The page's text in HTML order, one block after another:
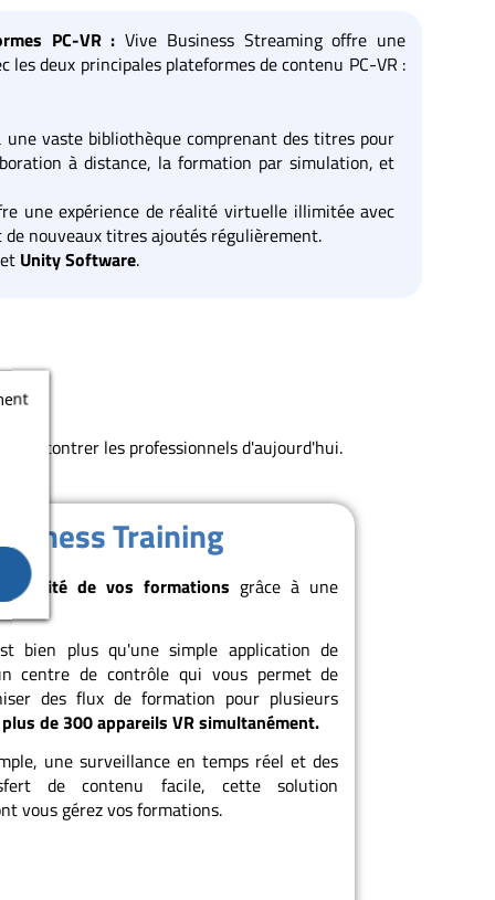
PC-VR : Vive Business Streaming offre une
deux principales plateformes de contenu PC-VR :
une vaste bibliothèque comprenant des titres pour
à distance, la formation par simulation, et
une expérience de réalité virtuelle illimitée avec
nouveaux titres ajoutés régulièrement.
Unity Software.
rencontrer les professionnels d'aujourd'hui.
Training
de vos formations grâce à une
bien plus qu'une simple application de
centre de contrôle qui vous permet de
des flux de formation pour plusieurs
de 300 appareils VR simultanément.
une surveillance en temps réel et des
de contenu facile, cette solution
vous gérez vos formations.